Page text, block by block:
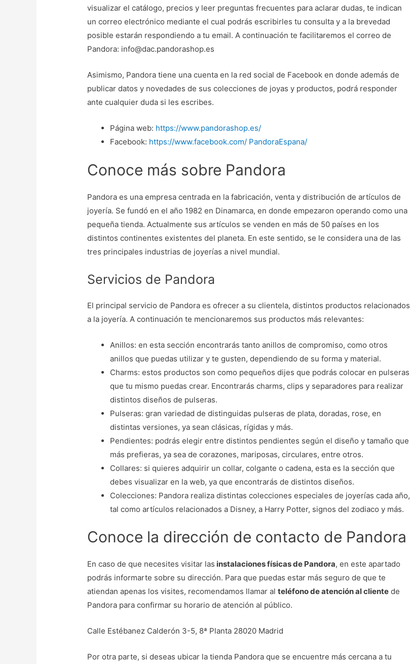
visualizar el catálogo, precios y leer preguntas frecuentes para aclarar dudas, te indican
un correo electrónico mediante el cual podrás escribirles tu consulta y a la brevedad
posible estarán respondiendo a tu email. A continuación te facilitaremos el correo de
Pandora: info@dac.pandorashop.es
Asimismo, Pandora tiene una cuenta en la red social de Facebook en donde además de
publicar datos y novedades de sus colecciones de joyas y productos, podrá responder
ante cualquier duda si les escribes.
Página web: https://www.pandorashop.es/
Facebook: https://www.facebook.com/ PandoraEspana/
Conoce más sobre Pandora
Pandora es una empresa centrada en la fabricación, venta y distribución de artículos de
joyería. Se fundó en el año 1982 en Dinamarca, en donde empezaron operando como una
pequeña tienda. Actualmente sus artículos se venden en más de 50 países en los
distintos continentes existentes del planeta. En este sentido, se le considera una de las
tres principales industrias de joyerías a nivel mundial.
Servicios de Pandora
El principal servicio de Pandora es ofrecer a su clientela, distintos productos relacionados
a la joyería. A continuación te mencionaremos sus productos más relevantes:
Anillos: en esta sección encontrarás tanto anillos de compromiso, como otros
anillos que puedas utilizar y te gusten, dependiendo de su forma y material.
Charms: estos productos son como pequeños dijes que podrás colocar en pulseras
que tu mismo puedas crear. Encontrarás charms, clips y separadores para realizar
distintos diseños de pulseras.
Pulseras: gran variedad de distinguidas pulseras de plata, doradas, rose, en
distintas versiones, ya sean clásicas, rígidas y más.
Pendientes: podrás elegir entre distintos pendientes según el diseño y tamaño que
más prefieras, ya sea de corazones, mariposas, circulares, entre otros.
Collares: si quieres adquirir un collar, colgante o cadena, esta es la sección que
debes visualizar en la web, ya que encontrarás de distintos diseños.
Colecciones: Pandora realiza distintas colecciones especiales de joyerías cada año,
tal como artículos relacionados a Disney, a Harry Potter, signos del zodiaco y más.
Conoce la dirección de contacto de Pandora
En caso de que necesites visitar las instalaciones físicas de Pandora, en este apartado
podrás informarte sobre su dirección. Para que puedas estar más seguro de que te
atiendan apenas los visites, recomendamos llamar alteléfono de atención al cliente de
Pandora para confirmar su horario de atención al público.
Calle Estébanez Calderón 3-5, 8ª Planta 28020 Madrid
Por otra parte, si deseas ubicar la tienda Pandora que se encuentre más cercana a tu